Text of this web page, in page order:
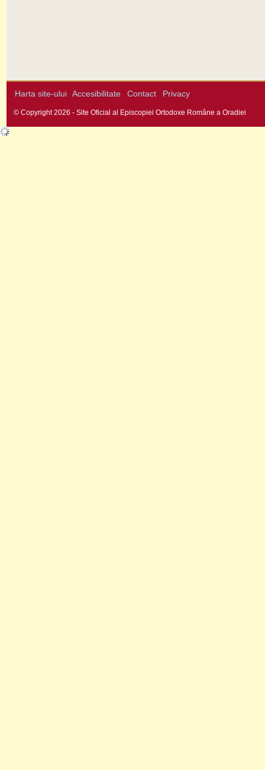
Harta site-ului Accesibilitate Contact Privacy
© Copyright 2026 - Site Oficial al Episcopiei Ortodoxe Române a Oradiei